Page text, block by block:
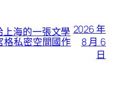
海的一張文學
格私密空間國作
2026 年
8 月 6
日